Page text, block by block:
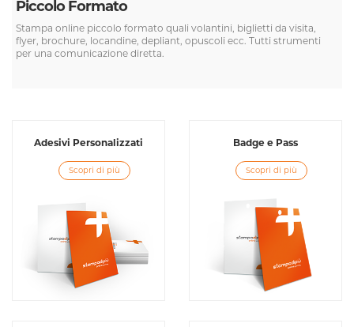
Piccolo Formato
Stampa online piccolo formato quali volantini, biglietti da visita,
flyer, brochure, locandine, depliant, opuscoli ecc. Tutti strumenti
per una comunicazione diretta.
Adesivi Personalizzati
Scopri di più
Badge e Pass
Scopri di più